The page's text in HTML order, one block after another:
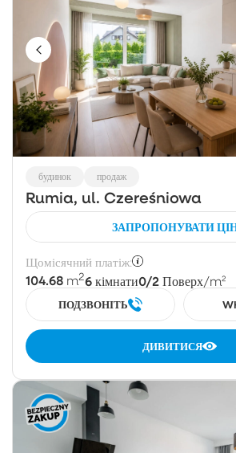
будинок продаж
Rumia, ul. Czereśniowa
ЗАПРОПОНУВАТИ
Щомісячний платіж:
104.68 m26 кімнати0/2 Поверх/m²
ПОДЗВОНІТЬ
ДИВИТИСЯ